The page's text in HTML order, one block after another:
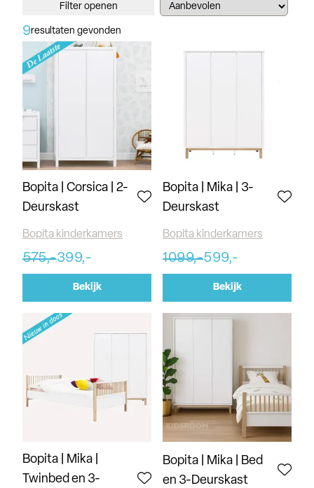
9resultaten gevonden
Filter openen
Bopita | Corsica | 2-
Deurskast
Bopita kinderkamers
575,-399,-
Bekijk
Bopita | Mika | 3-
Deurskast
Bopita kinderkamers
1099,-599,-
Bekijk
Bopita | Mika |
Twinbed en 3-
Bopita | Mika | Bed
en 3-Deurskast